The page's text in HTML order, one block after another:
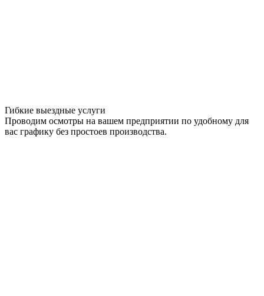
Гибкие выездные услуги
Проводим осмотры на вашем предприятии по удобному для
вас графику без простоев производства.